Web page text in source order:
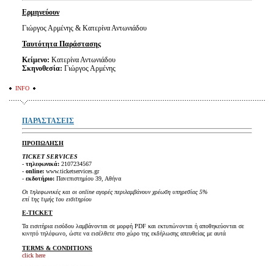
Ερμηνεύουν
Γιώργος Αρμένης & Κατερίνα Αντωνιάδου
Ταυτότητα Παράστασης
Κείμενο: Κατερίνα Αντωνιάδου
Σκηνοθεσία: Γιώργος Αρμένης
INFO
ΠΑΡΑΣΤΑΣΕΙΣ
ΠΡΟΠΩΛΗΣΗ
TICKET SERVICES
- τηλεφωνικά:2107234567
- online:www.ticketservices.gr
- εκδοτήριο:Πανεπιστημίου 39, Αθήνα
Οι τηλεφωνικές και οι online αγορές περιλαμβάνουν χρέωση υπηρεσίας 5%
επί της τιμής του εισιτηρίου
E-TICKET
Τα εισιτήρια εισόδου λαμβάνονται σε μορφή PDF και εκτυπώνονται ή αποθηκεύονται σε
κινητό τηλέφωνο, ώστε να εισέλθετε στο χώρο της εκδήλωσης απευθείας με αυτά
TERMS & CONDITIONS
click here